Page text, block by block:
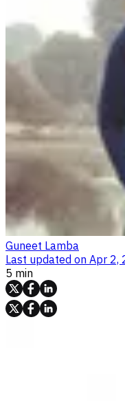
Guneet Lamba
Last updated on Apr 2,
5 min